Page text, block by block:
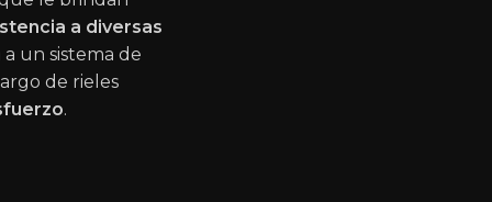
a diversas
un sistema de
de rieles
.